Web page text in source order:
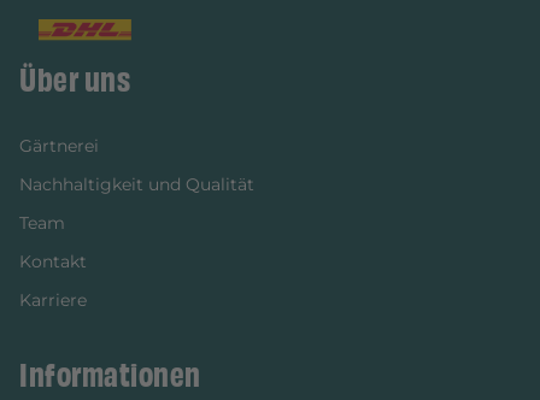
Über uns
Gärtnerei
Nachhaltigkeit und Qualität
Team
Kontakt
Karriere
Informationen